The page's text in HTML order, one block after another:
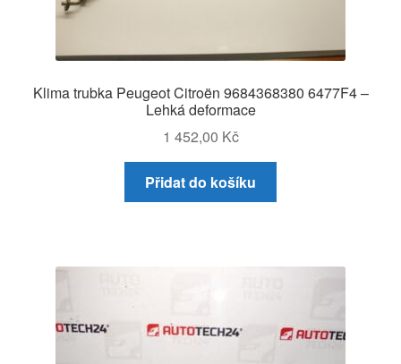
Klima trubka Peugeot Citroën 9684368380 6477F4 –
Lehká deformace
1 452,00 Kč
Přidat do košíku